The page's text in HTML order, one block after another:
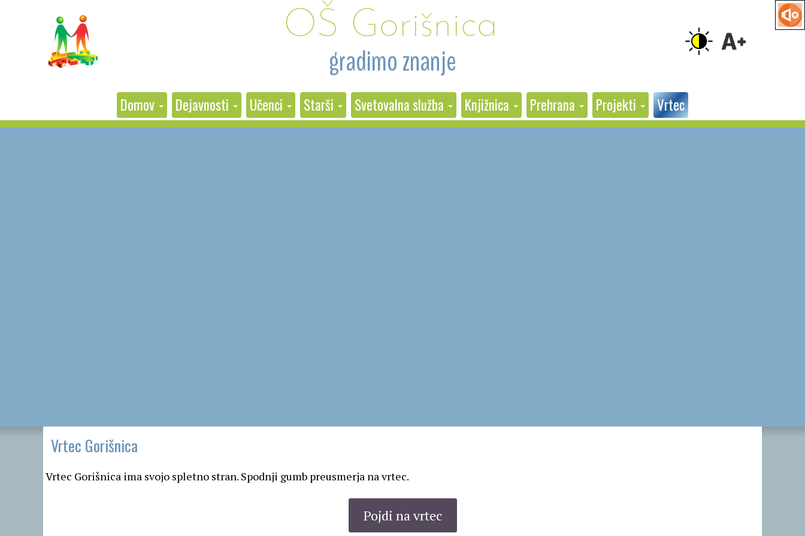
OŠ Gorišnica
gradimo znanje
Domov Dejavnosti Učenci Starši Svetovalna služba Knjižnica Prehrana Projekti Vrtec
Vrtec Gorišnica
Vrtec Gorišnica ima svojo spletno stran. Spodnji gumb preusmerja na vrtec.
Pojdi na vrtec